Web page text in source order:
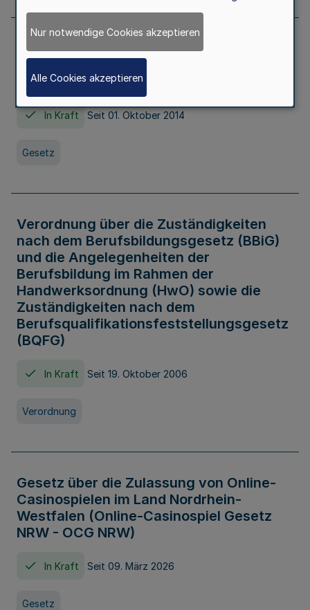
Gesetz über die Hochschulen des Landes
Nordrhein-Westfalen (Hochschulgesetz -
HG)
In Kraft Seit 01. Oktober 2014
Gesetz
Verordnung über die Zuständigkeiten
nach dem Berufsbildungsgesetz (BBiG)
und die Angelegenheiten der
Berufsbildung im Rahmen der
Handwerksordnung (HwO) sowie die
Zuständigkeiten nach dem
Berufsqualifikationsfeststellungsgesetz
(BQFG)
In Kraft Seit 19. Oktober 2006
Verordnung
Gesetz über die Zulassung von Online-
Casinospielen im Land Nordrhein-
Westfalen (Online-Casinospiel Gesetz
NRW - OCG NRW)
In Kraft Seit 09. März 2026
Gesetz
Nur notwendige Cookies akzeptieren
Alle Cookies akzeptieren